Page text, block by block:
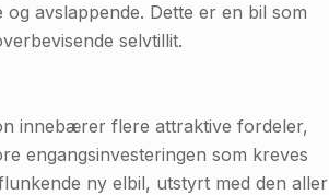
avslappende. Dette er en bil som
selvtillit.
innebærer flere attraktive fordeler,
engangsinvesteringen som kreves
ny elbil, utstyrt med den aller